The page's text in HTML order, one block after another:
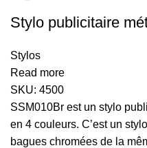
Stylo publicitaire
Stylos
Read more
SKU: 4500
SSM010Br est un stylo
en 4 couleurs. C’est un
bagues chromées de la